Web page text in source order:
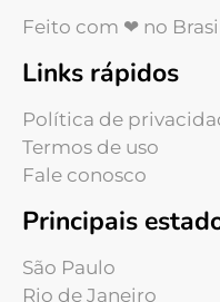
Feito com ❤ no
Links rápidos
Política de
Termos de uso
Fale conosco
Principais
São Paulo
Rio de Janeiro